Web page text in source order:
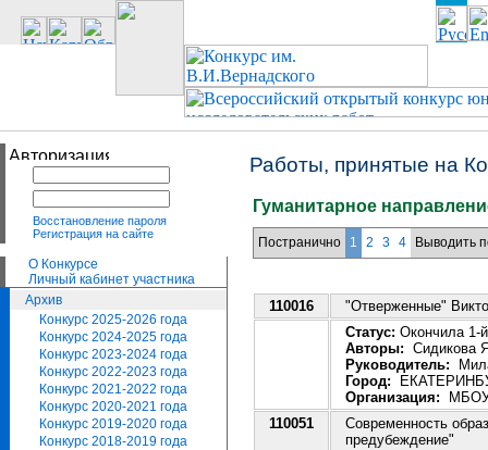
Восстановление пароля
Регистрация на сайте
О Конкурсе
Личный кабинет участника
Архив
Конкурс 2025-2026 года
Конкурс 2024-2025 года
Конкурс 2023-2024 года
Конкурс 2022-2023 года
Конкурс 2021-2022 года
Конкурс 2020-2021 года
Конкурс 2019-2020 года
Конкурс 2018-2019 года
Работы, принятые на
Гуманитарное
Постранично 1 2 3 4 Выводить
110016
"Отверженные"
Статус: Окончила 1-
Авторы: Сидикова
Руководитель:
Город:
Организация: МБОУ
110051
Современность
предубеждение"